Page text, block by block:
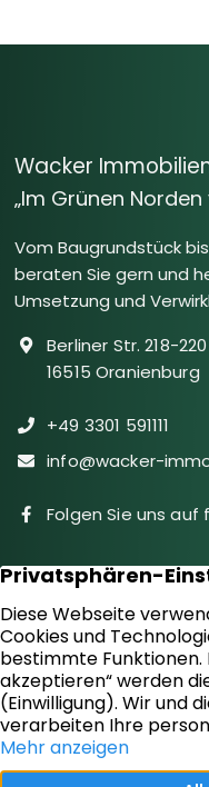
Wacker
„Im Grünen Norden
Vom Baugrundstück
beraten Sie gern und
Umsetzung und
Berliner Str. 218-220
16515 Oranienburg
+49 3301 591111
info@wacker-
Folgen Sie uns auf
Immobilien
Diensteistungen
Sie suchen
Sie bieten an
Kundenstimmen